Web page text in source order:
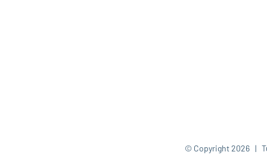
© Copyright2026 |